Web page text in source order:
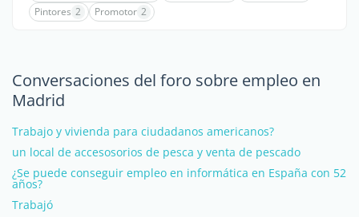
Pintores 2 Promotor 2
Conversaciones del foro sobre empleo en
Madrid
Trabajo y vivienda para ciudadanos americanos?
un local de accesosorios de pesca y venta de pescado
¿Se puede conseguir empleo en informática en España con 52
años?
Trabajó